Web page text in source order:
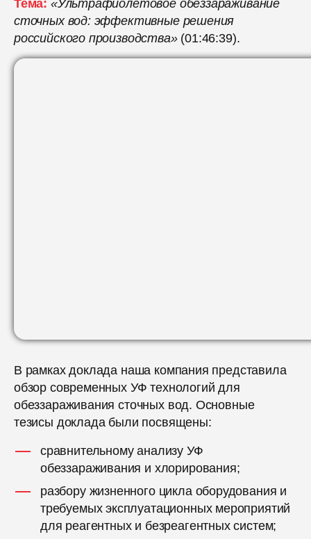
Тема: «Ультрафиолетовое обеззараживание
сточных вод: эффективные решения
российского производства»(01:46:39).
В рамках доклада наша компания представила
обзор современных УФ технологий для
обеззараживания сточных вод. Основные
тезисы доклада были посвящены:
сравнительному анализу УФ
обеззараживания и хлорирования;
разбору жизненного цикла оборудования и
требуемых эксплуатационных мероприятий
для реагентных и безреагентных систем;